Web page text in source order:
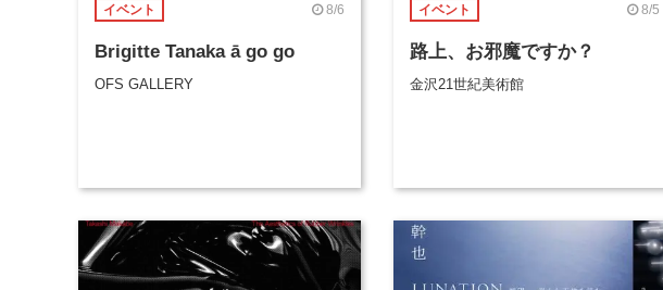
イベント 8/6
Brigitte Tanaka ā go go
OFS GALLERY
イベント 8/5
路上、お邪魔ですか？
金沢21世紀美術館